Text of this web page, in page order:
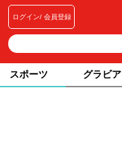
ログイン 会員登録
スポーツ グラビア